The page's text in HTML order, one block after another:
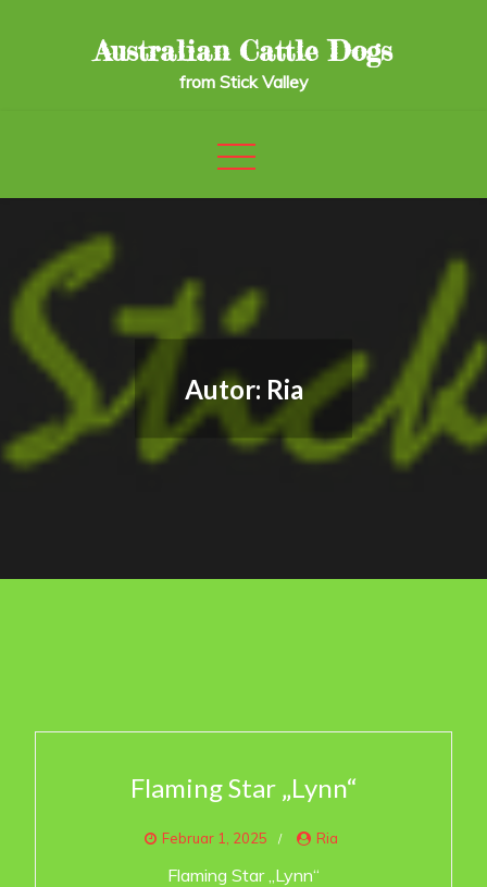
Australian Cattle Dogs
from Stick Valley
Autor: Ria
Flaming Star „Lynn“
Februar 1, 2025 Ria
Flaming Star „Lynn“